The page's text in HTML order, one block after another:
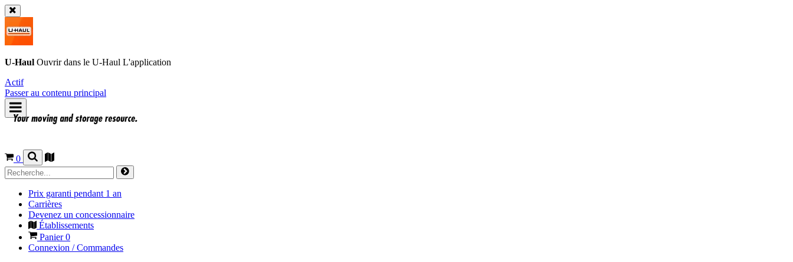
U-Haul Ouvrir dans le U-Haul L'application
Actif
Passer au contenu principal
0
Prix garanti pendant 1 an
Carrières
Devenez un concessionnaire
Établissements
Panier0
Connexion / Commandes